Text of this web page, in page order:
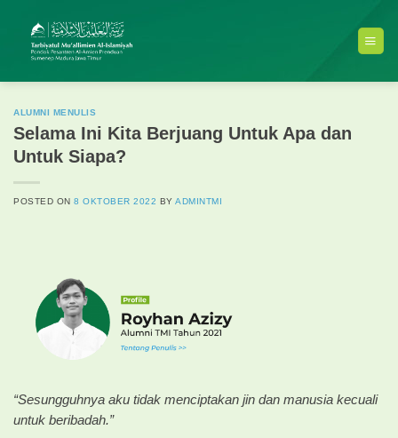
content
ALUMNI MENULIS
Selama Ini Kita Berjuang Untuk Apa dan
Untuk Siapa?
POSTED ON8 OKTOBER 2022 BYADMINTMI
“Sesungguhnya aku tidak menciptakan jin dan manusia kecuali
untuk beribadah.”